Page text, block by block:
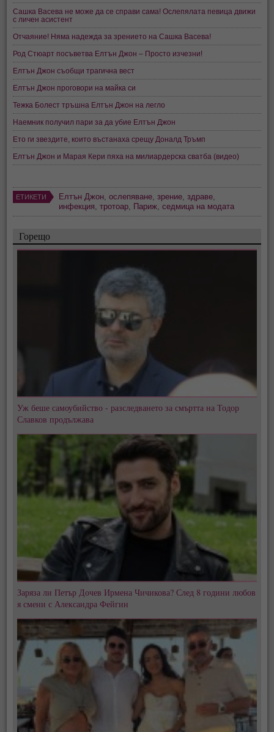
Сашка Васева не може да се справи сама! Ослепялата певица движи
с личен асистент
Отчаяние! Няма надежда за зрението на Сашка Васева!
Род Стюарт посъветва Елтън Джон – Просто изчезни!
Елтън Джон съобщи трагична вест
Елтън Джон проговори на майка си
Тежка Болест тръшна Елтън Джон на легло
Наемник получил пари за да убие Елтън Джон
Ето ги звездите, които въстанаха срещу Доналд Тръмп
Елтън Джон и Марая Кери пяха на милиардерска сватба (видео)
ЕТИКЕТИ Елтън Джон,ослепяване,зрение,здраве,
инфекция,тротоар, Париж,седмица на модата
Горещо
Уж беше самоубийство - разследването за смъртта на Тодор
Славков продължава
Заряза ли Петър Дочев Ирмена Чичикова? След 8 години любов
я смени с Александра Фейгин